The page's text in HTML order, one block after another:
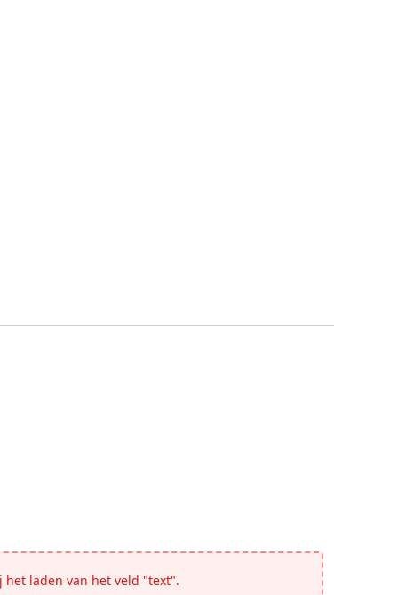
laden van het veld "text".